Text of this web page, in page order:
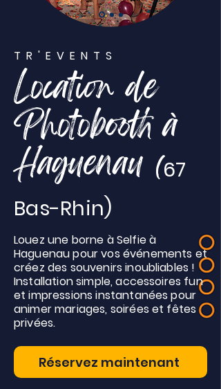
TR'EVENTS
Location de
Photobooth à
Haguenau (67
Bas-Rhin)
Louez une borne à Selfie à
Haguenau pour vos événements et
créez des souvenirs inoubliables !
Installation simple, accessoires fun
et impressions instantanées pour
animer mariages, soirées et fêtes
privées.
Réservez maintenant